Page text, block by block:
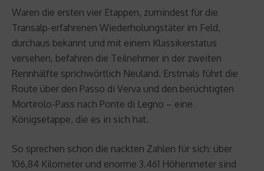
Waren die ersten vier Etappen, zumindest für die
Transalp-erfahrenen Wiederholungstäter im Feld,
durchaus bekannt und mit einem Klassikerstatus
versehen, befahren die Teilnehmer in der zweiten
Rennhälfte sprichwörtlich Neuland. Erstmals führt die
Route über den Passo di Verva und den berüchtigten
Mortirolo-Pass nach Ponte di Legno – eine
Königsetappe, die es in sich hat.
So sprechen schon die nackten Zahlen für sich: über
106,84 Kilometer und enorme 3.461 Höhenmeter sind